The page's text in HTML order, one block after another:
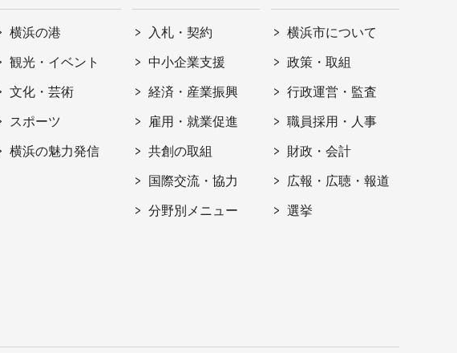
横浜の港
観光・イベント
文化・芸術
スポーツ
横浜の魅力発信
入札・契約
中小企業支援
経済・産業振興
雇用・就業促進
共創の取組
国際交流・協力
分野別メニュー
横浜市について
政策・取組
行政運営・監査
職員採用・人事
財政・会計
広報・広聴・報道
選挙